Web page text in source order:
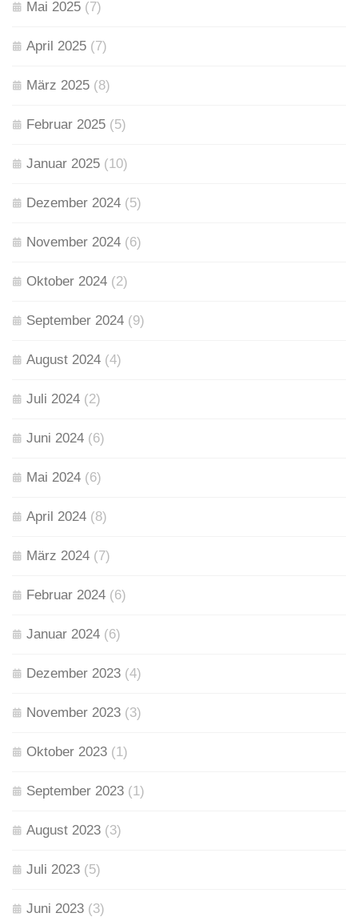
Mai 2025 (7)
April 2025 (7)
März 2025 (8)
Februar 2025 (5)
Januar 2025 (10)
Dezember 2024 (5)
November 2024 (6)
Oktober 2024 (2)
September 2024 (9)
August 2024 (4)
Juli 2024 (2)
Juni 2024 (6)
Mai 2024 (6)
April 2024 (8)
März 2024 (7)
Februar 2024 (6)
Januar 2024 (6)
Dezember 2023 (4)
November 2023 (3)
Oktober 2023 (1)
September 2023 (1)
August 2023 (3)
Juli 2023 (5)
Juni 2023 (3)